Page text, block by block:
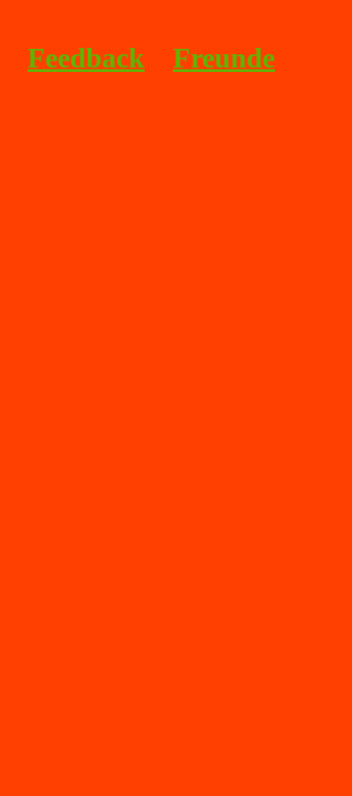
Feedback
Freunde